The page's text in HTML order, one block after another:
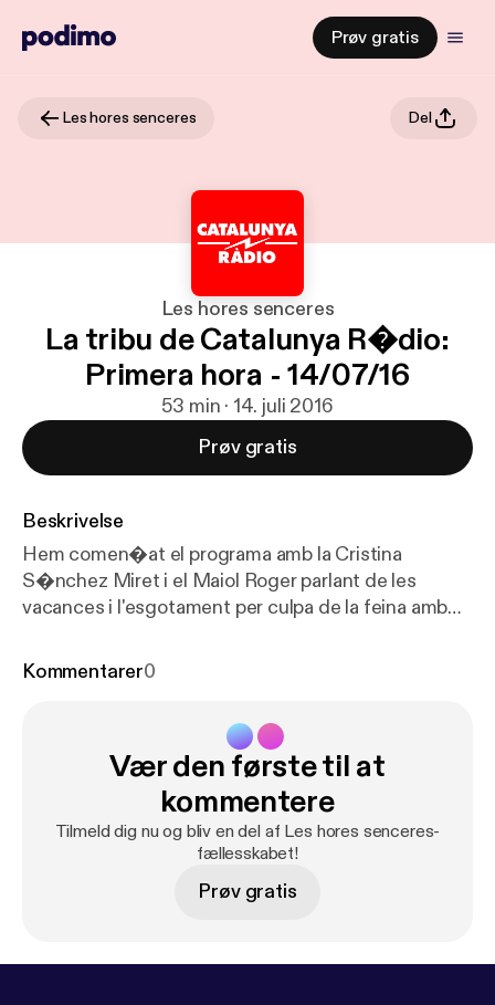
Prøv gratis
Les hores senceres Del
Les hores senceres
La tribu de Catalunya R�dio:
Primera hora - 14/07/16
53 min · 14. juli 2016
Prøv gratis
Beskrivelse
Hem comen�at el programa amb la Cristina
S�nchez Miret i el Maiol Roger parlant de les
vacances i l'esgotament per culpa de la feina amb
nostra", i el psic�leg Francesc Quer. Tamb� ens
hem acabat fent televisi� amb el Santi Villas.
Kommentarer0
Vær den første til at
kommentere
Tilmeld dig nu og bliv en del af Les hores senceres-
fællesskabet!
Prøv gratis